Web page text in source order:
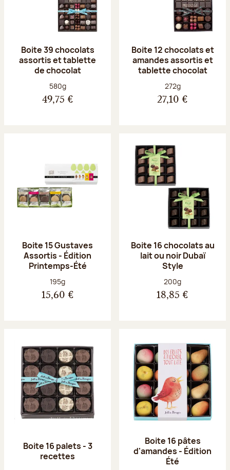
Boite 39 chocolats
assortis et tablette
de chocolat
Poids net :
580g
49,75 €
Boite 12 chocolats et
amandes assortis et
tablette chocolat
Poids net :
272g
27,10 €
Boite 15 Gustaves
Assortis - Édition
Printemps-Été
Poids net :
195g
15,60 €
Boite 16 chocolats au
lait ou noir Dubaï
Style
Poids net :
200g
18,85 €
Boite 16 palets - 3
recettes
Boite 16 pâtes
d'amandes - Édition
Été